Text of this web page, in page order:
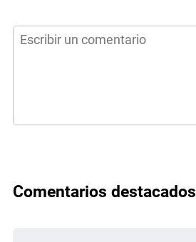
Comentarios destacados